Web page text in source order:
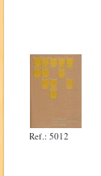
Ref.: 5012